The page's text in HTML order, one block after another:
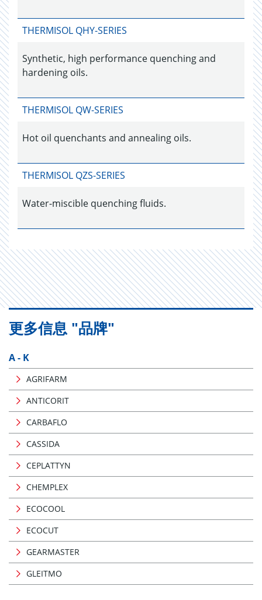
THERMISOL QHY-SERIES
Synthetic, high performance quenching and
hardening oils.
THERMISOL QW-SERIES
Hot oil quenchants and annealing oils.
THERMISOL QZS-SERIES
Water-miscible quenching fluids.
更多信息 "品牌"
A - K
AGRIFARM
ANTICORIT
CARBAFLO
CASSIDA
CEPLATTYN
CHEMPLEX
ECOCOOL
ECOCUT
GEARMASTER
GLEITMO